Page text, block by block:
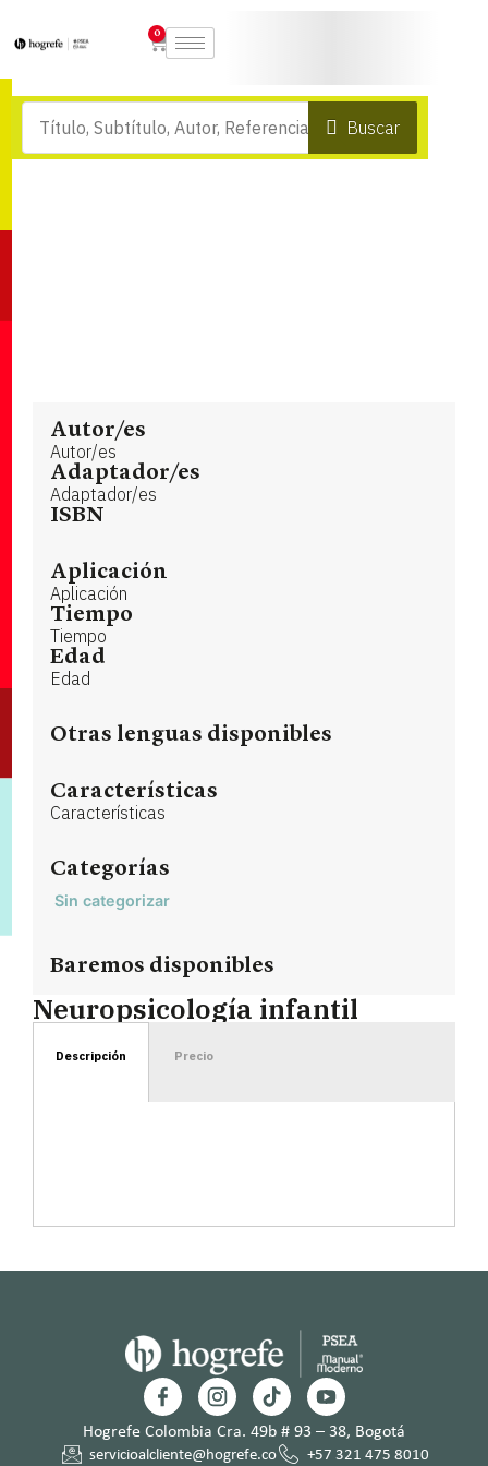
0
Buscar
Autor/es
Autor/es
Adaptador/es
Adaptador/es
ISBN
Aplicación
Aplicación
Tiempo
Tiempo
Edad
Edad
Otras lenguas disponibles
Características
Características
Categorías
Sin categorizar
Baremos disponibles
Neuropsicología infantil
Descripción Precio
Hogrefe Colombia Cra. 49b # 93 – 38, Bogotá
servicioalcliente@hogrefe.co +57 321 475 8010